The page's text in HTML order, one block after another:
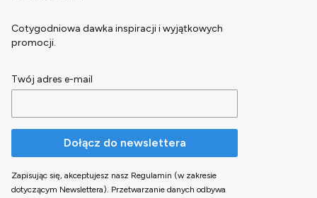
Cotygodniowa dawka inspiracji i wyjątkowych
promocji.
Twój adres e-mail
Dołącz do newslettera
Zapisując się, akceptujesz nasz Regulamin (w zakresie
dotyczącym Newslettera). Przetwarzanie danych odbywa